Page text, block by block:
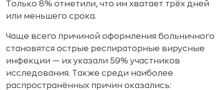
Только 8% отметили, что им хватает трёх дней
или меньшего срока.
Чаще всего причиной оформления больничного
становятся острые респираторные вирусные
инфекции — их указали 59% участников
исследования. Также среди наиболее
распространённых причин оказались: